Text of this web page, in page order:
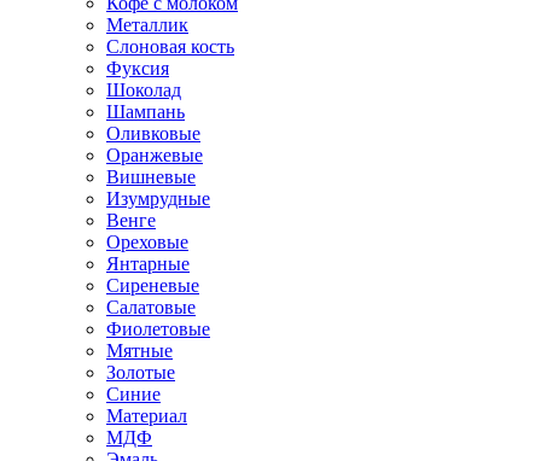
Металлик
Слоновая кость
Фуксия
Шоколад
Шампань
Оливковые
Оранжевые
Вишневые
Изумрудные
Венге
Ореховые
Янтарные
Сиреневые
Салатовые
Фиолетовые
Мятные
Золотые
Синие
Материал
МДФ